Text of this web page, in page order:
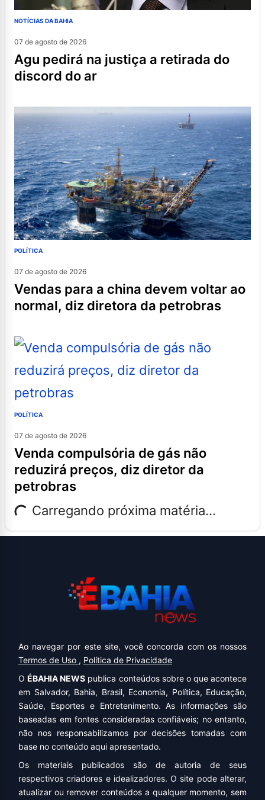
NOTÍCIAS DA BAHIA
07 de agosto de 2026
agu pedirá na justiça a retirada do
discord do ar
POLÍTICA
07 de agosto de 2026
vendas para a china devem voltar ao
normal, diz diretora da petrobras
POLÍTICA
07 de agosto de 2026
venda compulsória de gás não
reduzirá preços, diz diretor da
petrobras
Carregando próxima matéria...
Ao navegar por este site, você concorda com os nossos
Termos de Uso , Política de Privacidade
OÉBAHIA NEWS publica conteúdos sobre o que acontece
em Salvador, Bahia, Brasil, Economia, Política, Educação,
Saúde, Esportes e Entretenimento. As informações são
baseadas em fontes consideradas confiáveis; no entanto,
não nos responsabilizamos por decisões tomadas com
base no conteúdo aqui apresentado.
Os materiais publicados são de autoria de seus
respectivos criadores e idealizadores. O site pode alterar,
atualizar ou remover conteúdos a qualquer momento, sem